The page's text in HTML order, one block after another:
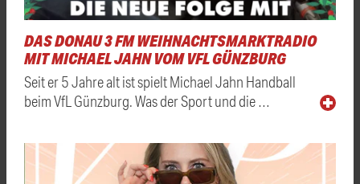
DAS DONAU 3 FM WEIHNACHTSMARKTRADIO
MIT MICHAEL JAHN VOM VFL GÜNZBURG
Seit er 5 Jahre alt ist spielt Michael Jahn Handball
beim VfL Günzburg. Was der Sport und die …